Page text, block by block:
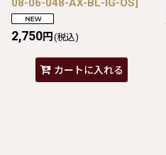
08-06-048-AX-BL-IG-OS]
2,750円 (税込)
カートに入れる